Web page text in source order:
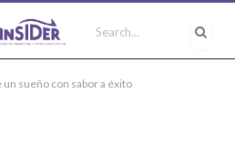
un sueño con sabor a éxito